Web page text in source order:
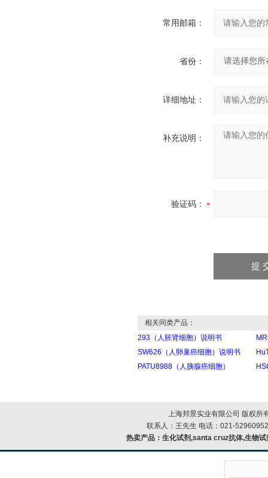
常用邮箱：
省份：
详细地址：
补充说明：
验证码：
相关同类产品：
293（人胚肾细胞）说明书
SW626（人卵巢癌细胞）说明书
PATU8988（人胰腺癌细胞）
上海邦景实业有限公司 版权所
联系人：王先生 电话：021-
热卖产品： 生化试剂,santa cruz抗体,生物